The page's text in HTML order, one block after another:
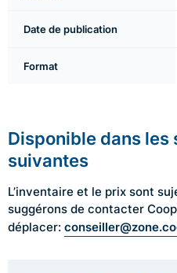
Date de publication
Format
Disponible dans
suivantes
L’inventaire et le prix sont
suggérons de contacter
déplacer: